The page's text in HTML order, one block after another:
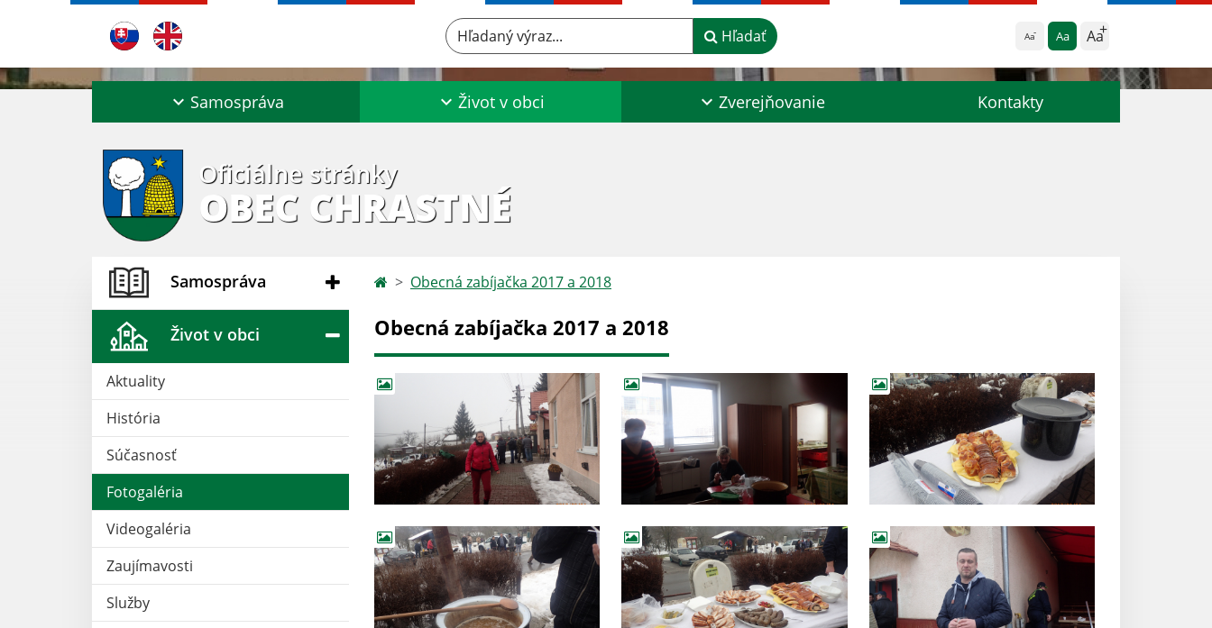
Aa Aa Aa
Hľadaný výraz... Hľadať
Samospráva Život v obci Zverejňovanie Kontakty
Oficiálne stránky
OBEC CHRASTNÉ
Samospráva
Život v obci
Aktuality
História
Súčasnosť
Fotogaléria
Videogaléria
Zaujímavosti
Služby
Obecná zabíjačka 2017 a 2018
Obecná zabíjačka 2017 a 2018